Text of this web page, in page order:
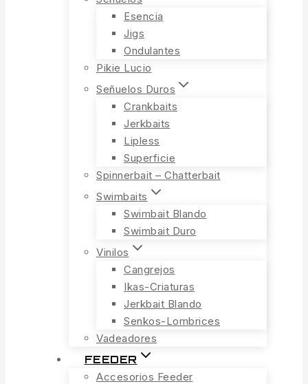
Esencia
Jigs
Ondulantes
Pikie Lucio
Señuelos Duros
Crankbaits
Jerkbaits
Lipless
Superficie
Spinnerbait – Chatterbait
Swimbaits
Swimbait Blando
Swimbait Duro
Vinilos
Cangrejos
Ikas-Criaturas
Jerkbait Blando
Senkos-Lombrices
Vadeadores
FEEDER
Accesorios Feeder